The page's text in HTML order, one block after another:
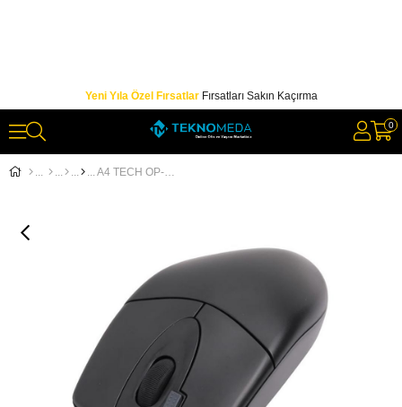
Yeni Yıla Özel FırsatlarFırsatları Sakın Kaçırma
0
A4 TECH OP-620D SİYAH USB KABLOLU OPTİK MOUSE